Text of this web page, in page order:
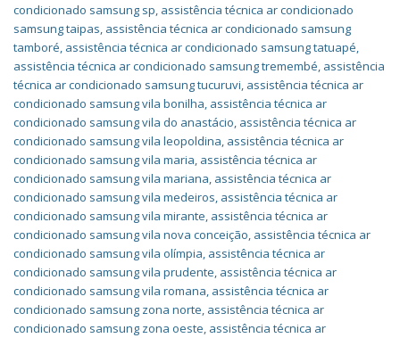
condicionado samsung sp, assistência técnica ar condicionado
samsung taipas, assistência técnica ar condicionado samsung
tamboré, assistência técnica ar condicionado samsung tatuapé,
assistência técnica ar condicionado samsung tremembé, assistência
técnica ar condicionado samsung tucuruvi, assistência técnica ar
condicionado samsung vila bonilha, assistência técnica ar
condicionado samsung vila do anastácio, assistência técnica ar
condicionado samsung vila leopoldina, assistência técnica ar
condicionado samsung vila maria, assistência técnica ar
condicionado samsung vila mariana, assistência técnica ar
condicionado samsung vila medeiros, assistência técnica ar
condicionado samsung vila mirante, assistência técnica ar
condicionado samsung vila nova conceição, assistência técnica ar
condicionado samsung vila olímpia, assistência técnica ar
condicionado samsung vila prudente, assistência técnica ar
condicionado samsung vila romana, assistência técnica ar
condicionado samsung zona norte, assistência técnica ar
condicionado samsung zona oeste, assistência técnica ar